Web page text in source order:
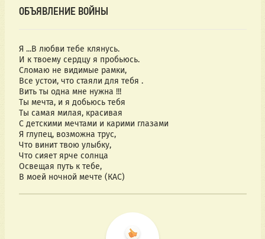
ОБЪЯВЛЕНИЕ ВОЙНЫ
Я ...В любви тебе клянусь.
И к твоему сердцу я пробьюсь.
Сломаю не видимые рамки,
Все устои, что стаяли для тебя .
Вить ты одна мне нужна !!!
Ты мечта, и я добьюсь тебя
Ты самая милая, красивая
С детскими мечтами и карими глазами
Я глупец, возможна трус,
Что винит твою улыбку,
Что сияет ярче солнца
Освещая путь к тебе,
В моей ночной мечте (КАС)